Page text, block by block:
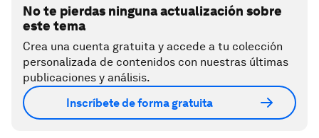
No te pierdas ninguna actualización sobre
este tema
Crea una cuenta gratuita y accede a tu colección
personalizada de contenidos con nuestras últimas
publicaciones y análisis.
Inscríbete de forma gratuita